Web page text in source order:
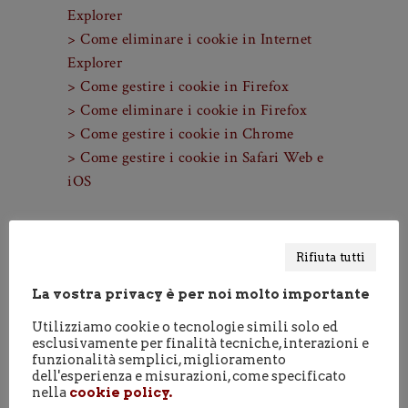
Explorer
> Come eliminare i cookie in Internet
> Come gestire i cookie in Firefox
> Come eliminare i cookie in Firefox
> Come gestire i cookie in Safari Web e
Cookie di terze parti
intermediario per cookie di terze parti,
utilizzati per poter fornire ulteriori
servizi e funzionalità agli utenti e per
Rifiuta tutti
La vostra privacy è per noi molto importante
Utilizziamo cookie o tecnologie simili solo ed
esclusivamente per finalità tecniche, interazioni e
funzionalità semplici, miglioramento
dell'esperienza e misurazioni, come specificato
nella cookie policy.